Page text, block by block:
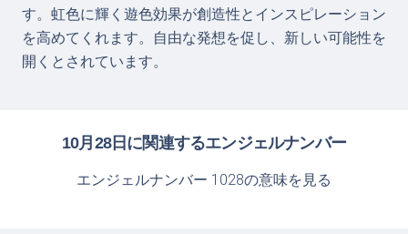
す。虹色に輝く遊色効果が創造性とインスピレーション
を高めてくれます。自由な発想を促し、新しい可能性を
開くとされています。
10月28日に関連するエンジェルナンバー
エンジェルナンバー 1028の意味を見る